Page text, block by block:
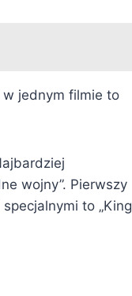
w jednym filmie to
wojny”. Pierwszy
to „King